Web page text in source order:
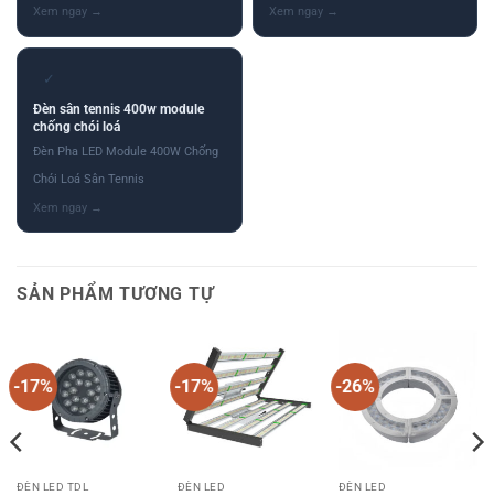
✓
Đèn sân tennis 400w module
chống chói loá
Đèn Pha LED Module 400W Chống
Chói Loá Sân Tennis
SẢN PHẨM TƯƠNG TỰ
-17%
ĐÈN LED TDL
-17%
ĐÈN LED
-26%
ĐÈN LED